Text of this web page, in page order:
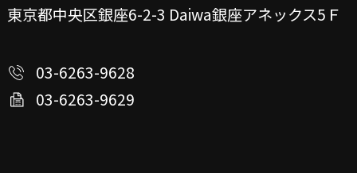
東京都中央区銀座6-2-3 Daiwa銀座アネックス5Ｆ
03-6263-9628
03-6263-9629